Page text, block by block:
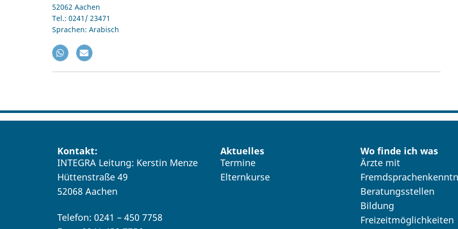
52062 Aachen
Tel.: 0241/ 23471
Sprachen: Arabisch
Kontakt:
INTEGRA Leitung: Kerstin Menze
Hüttenstraße 49
52068 Aachen
Telefon: 0241 – 450 7758
Aktuelles
Termine
Elternkurse
Wo finde ich was
Ärzte mit
Beratungsstellen
Bildung
Freizeitmöglichkeiten